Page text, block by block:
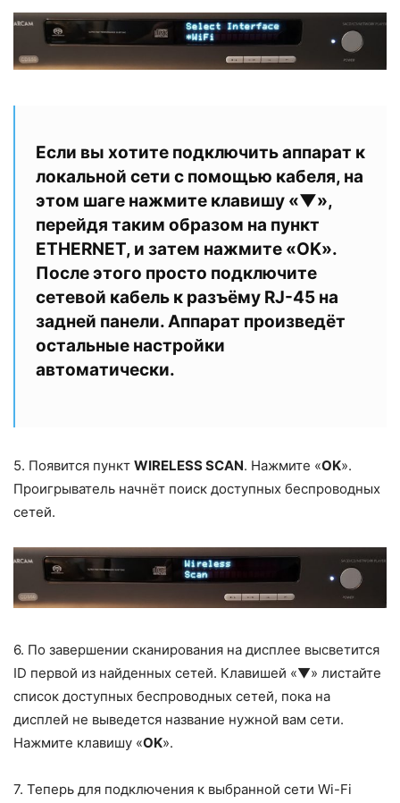
Если вы хотите подключить аппарат к
локальной сети с помощью кабеля, на
этом шаге нажмите клавишу «▼»,
перейдя таким образом на пункт
ETHERNET, и затем нажмите «OK».
После этого просто подключите
сетевой кабель к разъёму RJ-45 на
задней панели. Аппарат произведёт
остальные настройки
автоматически.
5. Появится пункт WIRELESS SCAN. Нажмите «OK».
Проигрыватель начнёт поиск доступных беспроводных
сетей.
6. По завершении сканирования на дисплее высветится
ID первой из найденных сетей. Клавишей «▼» листайте
список доступных беспроводных сетей, пока на
дисплей не выведется название нужной вам сети.
Нажмите клавишу «OK».
7. Теперь для подключения к выбранной сети Wi-Fi